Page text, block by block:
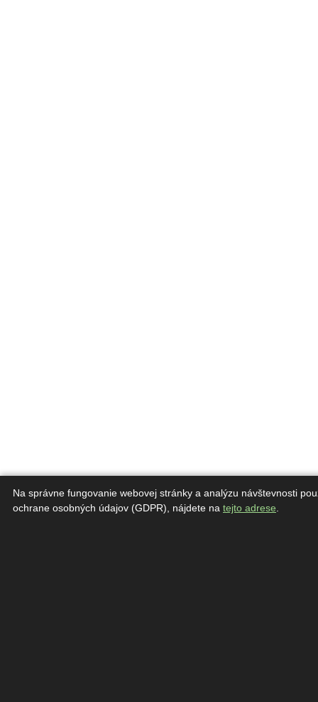
Na správne fungovanie webovej stránky a analýzu návštevnosti
ochrane osobných údajov (GDPR), nájdete na tejto adrese